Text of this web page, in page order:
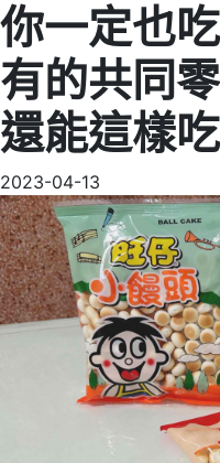
你一定也
有的共同
還能這樣
2023-04-13